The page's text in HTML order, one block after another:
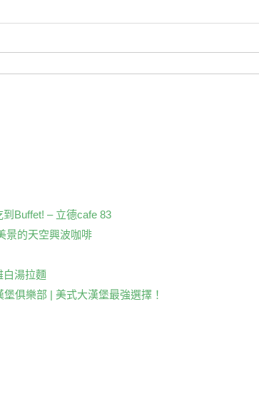
Buffet! – 立德cafe 83
景的天空興波咖啡
白湯拉麵
俱樂部 | 美式大漢堡最強選擇！